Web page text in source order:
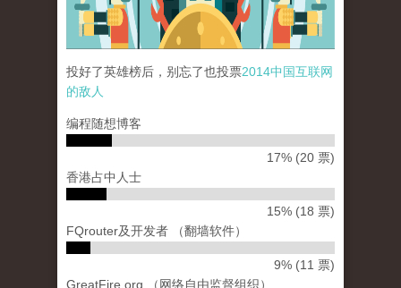
投好了英雄榜后，别忘了也投票2014中国互联网
的敌人
编程随想博客
17% (20 票)
香港占中人士
15% (18 票)
FQrouter及开发者 （翻墙软件）
9% (11 票)
GreatFire.org （网络自由监督组织）